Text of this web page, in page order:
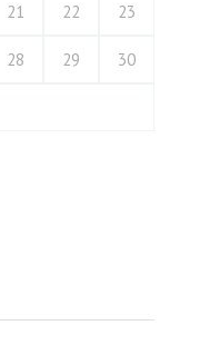
21 22 23
28 29 30